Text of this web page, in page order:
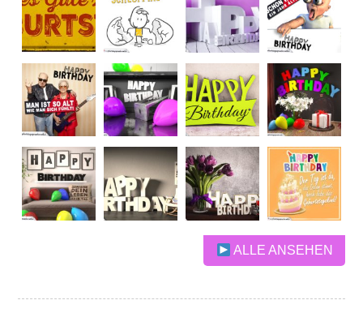
ALLE ANSEHEN